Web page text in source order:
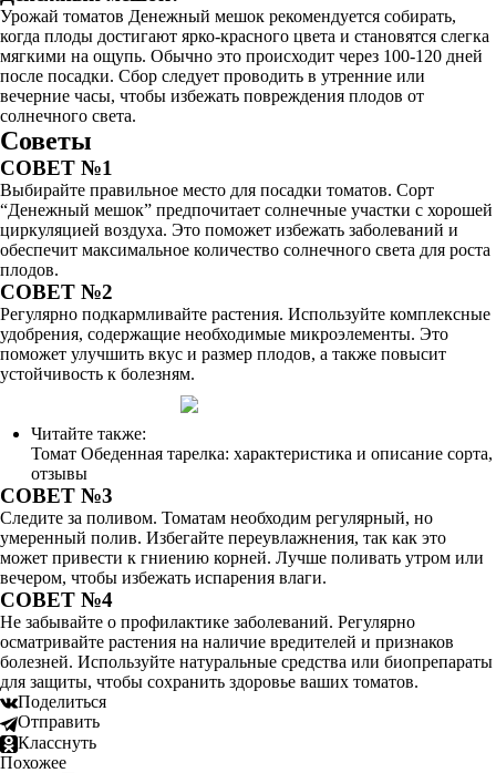
Урожай томатов Денежный мешок рекомендуется собирать,
когда плоды достигают ярко-красного цвета и становятся слегка
мягкими на ощупь. Обычно это происходит через 100-120 дней
после посадки. Сбор следует проводить в утренние или
вечерние часы, чтобы избежать повреждения плодов от
солнечного света.
Советы
СОВЕТ №1
Выбирайте правильное место для посадки томатов. Сорт
“Денежный мешок” предпочитает солнечные участки с хорошей
циркуляцией воздуха. Это поможет избежать заболеваний и
обеспечит максимальное количество солнечного света для роста
плодов.
СОВЕТ №2
Регулярно подкармливайте растения. Используйте комплексные
удобрения, содержащие необходимые микроэлементы. Это
поможет улучшить вкус и размер плодов, а также повысит
устойчивость к болезням.
Читайте также:
Томат Обеденная тарелка: характеристика и описание сорта,
отзывы
СОВЕТ №3
Следите за поливом. Томатам необходим регулярный, но
умеренный полив. Избегайте переувлажнения, так как это
может привести к гниению корней. Лучше поливать утром или
вечером, чтобы избежать испарения влаги.
СОВЕТ №4
Не забывайте о профилактике заболеваний. Регулярно
осматривайте растения на наличие вредителей и признаков
болезней. Используйте натуральные средства или биопрепараты
для защиты, чтобы сохранить здоровье ваших томатов.
Поделиться
Отправить
Класснуть
Похожее